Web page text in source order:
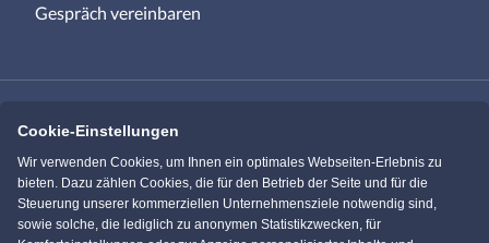
Gespräch vereinbaren
Immowelt.de Bauen.de
Massivhaus.de Bungalow.de
Cookie-Einstellungen
Wir verwenden Cookies, um Ihnen ein optimales Webseiten-Erlebnis zu
bieten. Dazu zählen Cookies, die für den Betrieb der Seite und für die
Steuerung unserer kommerziellen Unternehmensziele notwendig sind,
sowie solche, die lediglich zu anonymen Statistikzwecken, für